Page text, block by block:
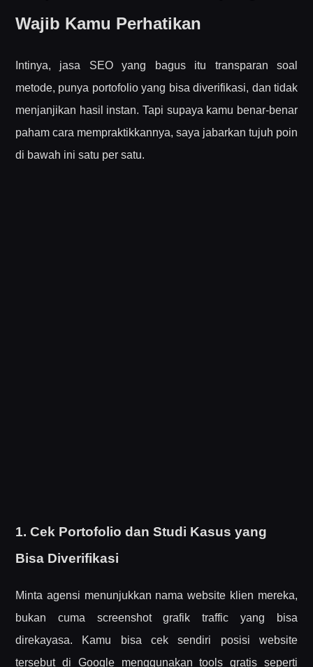
Wajib Kamu Perhatikan
Intinya, jasa SEO yang bagus itu transparan soal
metode, punya portofolio yang bisa diverifikasi, dan tidak
menjanjikan hasil instan. Tapi supaya kamu benar-benar
paham cara mempraktikkannya, saya jabarkan tujuh poin
di bawah ini satu per satu.
1. Cek Portofolio dan Studi Kasus yang
Bisa Diverifikasi
Minta agensi menunjukkan nama website klien mereka,
bukan cuma screenshot grafik traffic yang bisa
direkayasa. Kamu bisa cek sendiri posisi website
tersebut di Google menggunakan tools gratis seperti